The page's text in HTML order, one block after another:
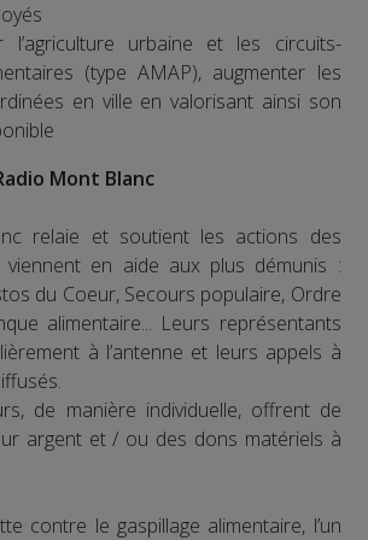
l’agriculture urbaine et les circuits-
(type AMAP), augmenter les
en ville en valorisant ainsi son
Mont Blanc
relaie et soutient les actions des
viennent en aide aux plus démunis :
du Coeur, Secours populaire, Ordre
alimentaire... Leurs représentants
à l’antenne et leurs appels à
de manière individuelle, offrent de
argent et / ou des dons matériels à
contre le gaspillage alimentaire, l’un